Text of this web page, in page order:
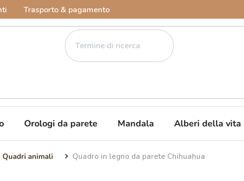
Trasporto & pagamento
Orologi da parete Mandala Alberi della vita
Quadri animali Quadro in legno da parete Chihuahua